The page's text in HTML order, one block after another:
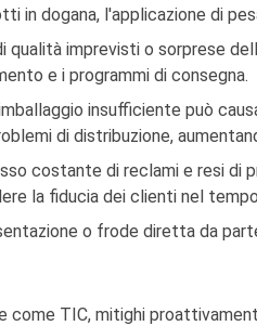
in dogana, l'applicazione di
qualità imprevisti o sorprese
e i programmi di consegna.
insufficiente può
di distribuzione,
costante di reclami e resi di
la fiducia dei clienti nel
o frode diretta da
come TIC, mitighi